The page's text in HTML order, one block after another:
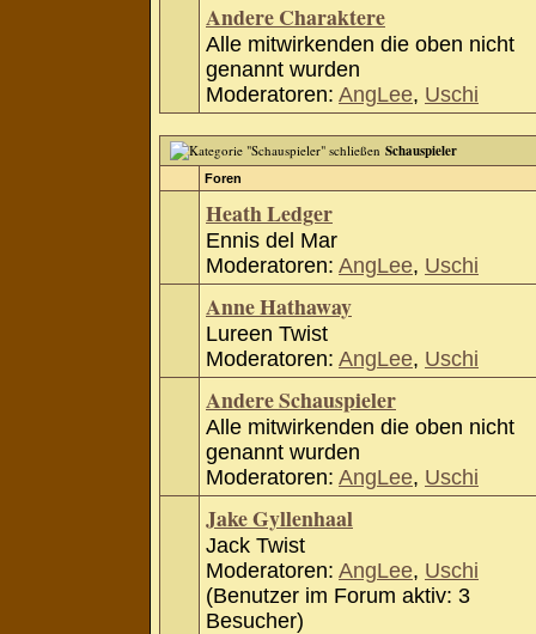
Andere Charaktere
Alle mitwirkenden die oben nicht
genannt wurden
Moderatoren: AngLee, Uschi
Schauspieler
Foren
Heath Ledger
Ennis del Mar
Moderatoren: AngLee, Uschi
Anne Hathaway
Lureen Twist
Moderatoren: AngLee, Uschi
Andere Schauspieler
Alle mitwirkenden die oben nicht
genannt wurden
Moderatoren: AngLee, Uschi
Jake Gyllenhaal
Jack Twist
Moderatoren: AngLee, Uschi
(Benutzer im Forum aktiv: 3
Besucher)